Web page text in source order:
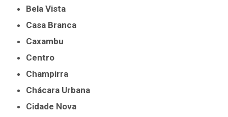
Bela Vista
Casa Branca
Caxambu
Centro
Champirra
Chácara Urbana
Cidade Nova